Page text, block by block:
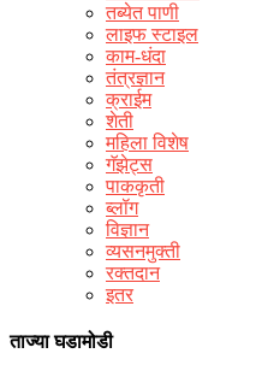
तब्येत पाणी
लाइफ स्टाइल
काम-धंदा
तंत्रज्ञान
क्राईम
शेती
महिला विशेष
गॅझेट्स
पाककृती
ब्लॉग
विज्ञान
व्यसनमुक्ती
रक्‍तदान
इतर
ताज्या घडामोडी